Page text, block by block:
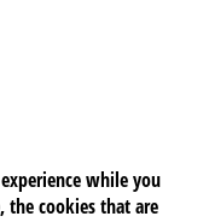
while you
the cookies that are